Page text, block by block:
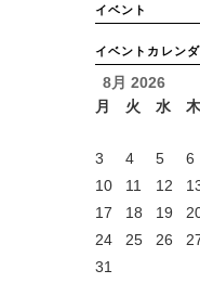
イベント
イベントカレン
8月 2026
月
火 水 木
3
4 5 6
10
11 12
17
18 19
24
25 26
31